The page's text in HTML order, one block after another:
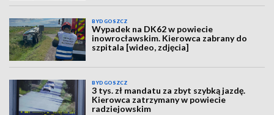
BYDGOSZCZ
Wypadek na DK62 w powiecie
inowrocławskim. Kierowca zabrany do
szpitala [wideo, zdjęcia]
BYDGOSZCZ
3 tys. zł mandatu za zbyt szybką jazdę.
Kierowca zatrzymany w powiecie
radziejowskim